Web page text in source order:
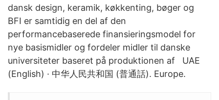
dansk design, keramik, køkkenting, bøger og
BFI er samtidig en del af den
performancebaserede finansieringsmodel for
nye basismidler og fordeler midler til danske
universiteter baseret på produktionen af UAE
(English) · 中华人民共和国 (普通話). Europe.